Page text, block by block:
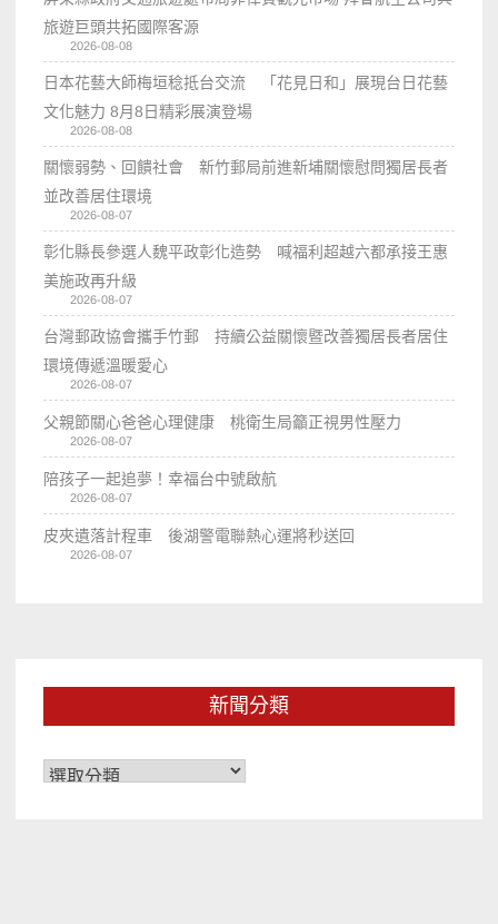
旅遊巨頭共拓國際客源
2026-08-08
日本花藝大師梅垣稔抵台交流 「花見日和」展現台日花藝
文化魅力 8月8日精彩展演登場
2026-08-08
關懷弱勢、回饋社會 新竹郵局前進新埔關懷慰問獨居長者
並改善居住環境
2026-08-07
彰化縣長參選人魏平政彰化造勢 喊福利超越六都承接王惠
美施政再升級
2026-08-07
台灣郵政協會攜手竹郵 持續公益關懷暨改善獨居長者居住
環境傳遞溫暖愛心
2026-08-07
父親節關心爸爸心理健康 桃衛生局籲正視男性壓力
2026-08-07
陪孩子一起追夢！幸福台中號啟航
2026-08-07
皮夾遺落計程車 後湖警電聯熱心運將秒送回
2026-08-07
新聞分類
新